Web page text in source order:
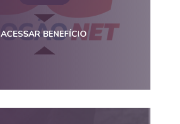
ACESSAR BENEFÍCIO